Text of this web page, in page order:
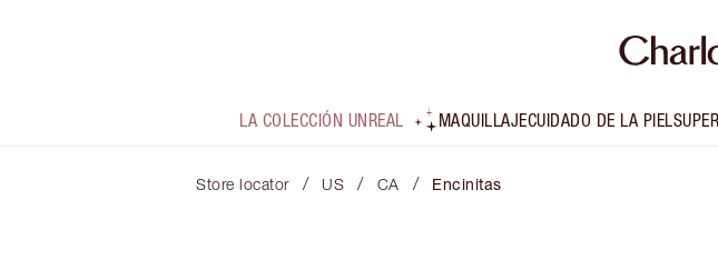
LA COLECCIÓN UNREAL MAQUILLAJECUIDADO DE LA PIEL
Store locator / US / CA / Encinitas